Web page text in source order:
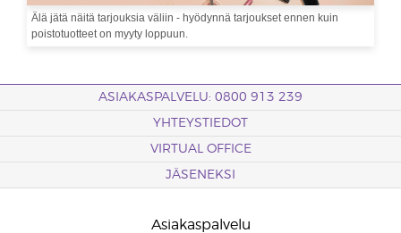
Älä jätä näitä tarjouksia väliin - hyödynnä tarjoukset ennen kuin
poistotuotteet on myyty loppuun.
ASIAKASPALVELU: 0800 913 239
YHTEYSTIEDOT
VIRTUAL OFFICE
JÄSENEKSI
Asiakaspalvelu